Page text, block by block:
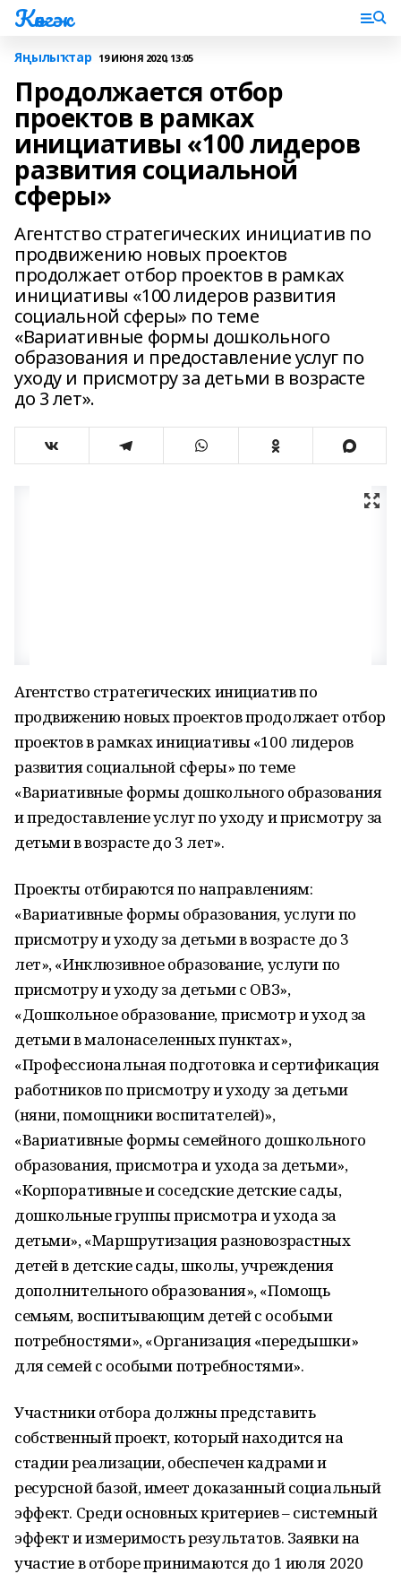
Көнгәк
Яңылыҡтар 19 ИЮНЯ 2020, 13:05
Продолжается отбор
проектов в рамках
инициативы «100 лидеров
развития социальной
сферы»
Агентство стратегических инициатив по
продвижению новых проектов
продолжает отбор проектов в рамках
инициативы «100 лидеров развития
социальной сферы» по теме
«Вариативные формы дошкольного
образования и предоставление услуг по
уходу и присмотру за детьми в возрасте
до 3 лет».
Агентство стратегических инициатив по
продвижению новых проектов продолжает отбор
проектов в рамках инициативы «100 лидеров
развития социальной сферы» по теме
«Вариативные формы дошкольного образования
и предоставление услуг по уходу и присмотру за
детьми в возрасте до 3 лет».
Проекты отбираются по направлениям:
«Вариативные формы образования, услуги по
присмотру и уходу за детьми в возрасте до 3
лет», «Инклюзивное образование, услуги по
присмотру и уходу за детьми с ОВЗ»,
«Дошкольное образование, присмотр и уход за
детьми в малонаселенных пунктах»,
«Профессиональная подготовка и сертификация
работников по присмотру и уходу за детьми
(няни, помощники воспитателей)»,
«Вариативные формы семейного дошкольного
образования, присмотра и ухода за детьми»,
«Корпоративные и соседские детские сады,
дошкольные группы присмотра и ухода за
детьми», «Маршрутизация разновозрастных
детей в детские сады, школы, учреждения
дополнительного образования», «Помощь
семьям, воспитывающим детей с особыми
потребностями», «Организация «передышки»
для семей с особыми потребностями».
Участники отбора должны представить
собственный проект, который находится на
стадии реализации, обеспечен кадрами и
ресурсной базой, имеет доказанный социальный
эффект. Среди основных критериев – системный
эффект и измеримость результатов. Заявки на
участие в отборе принимаются до 1 июля 2020